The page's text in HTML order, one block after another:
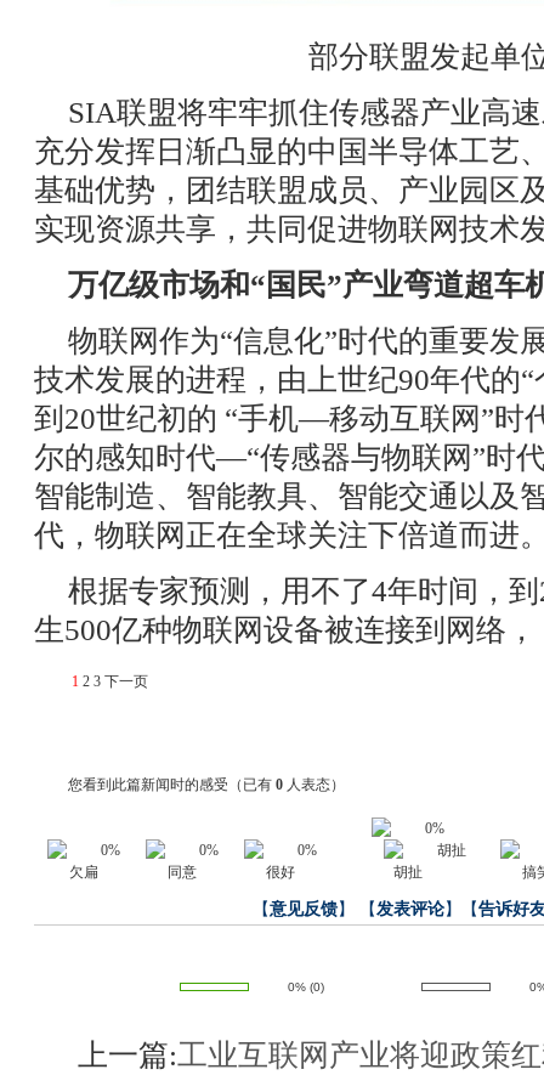
部分联盟发起单
SIA联盟将牢牢抓住传感器产业高
充分发挥日渐凸显的中国半导体工艺
基础优势，团结联盟成员、产业园区
实现资源共享，共同促进物联网技术
万亿级市场和“国民”产业弯道超车
物联网作为“信息化”时代的重要发
技术发展的进程，由上世纪90年代的
到20世纪初的 “手机—移动互联网”时
尔的感知时代—“传感器与物联网”时
智能制造、智能教具、智能交通以及
代，物联网正在全球关注下倍道而进
根据专家预测，用不了4年时间，
生500亿种物联网设备被连接到网络，
1 2 3 下一页
您看到此篇新闻时的感受 （已有 0 人表态）
欠扁 同意 很好 胡扯 搞
【意见反馈】 【 发表评论】【告诉好
0% (0)
上一篇:工业互联网产业将迎政策